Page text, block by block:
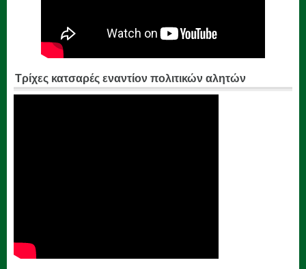
Τρίχες κατσαρές εναντίον πολιτικών αλητών